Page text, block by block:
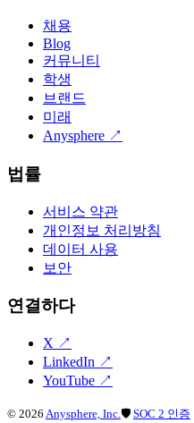
채용
Blog
커뮤니티
학생
브랜드
미래
Anysphere ↗
법률
서비스 약관
개인정보 처리방침
데이터 사용
보안
연결하다
X ↗
LinkedIn ↗
YouTube ↗
© 2026 Anysphere, Inc. 🛡 SOC 2 인증